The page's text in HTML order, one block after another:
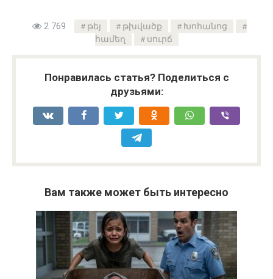
2 769 թեյ թխվածք
Խոհանոց
համեղ
սուրճ
Понравилась статья? Поделиться с
друзьями:
Вам также может быть интересно